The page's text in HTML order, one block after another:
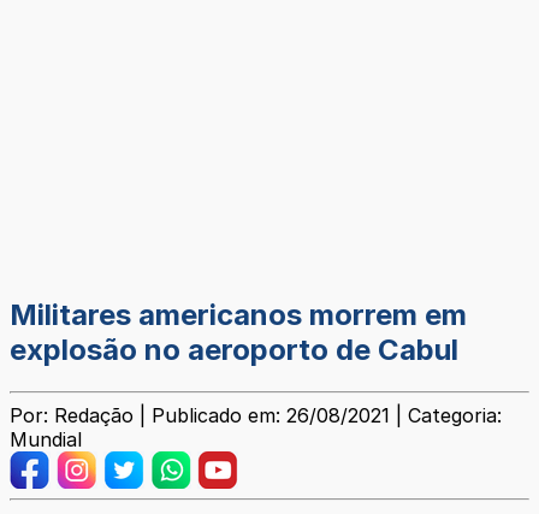
Militares americanos morrem em
explosão no aeroporto de Cabul
Por: Redação | Publicado em: 26/08/2021 | Categoria:
Mundial